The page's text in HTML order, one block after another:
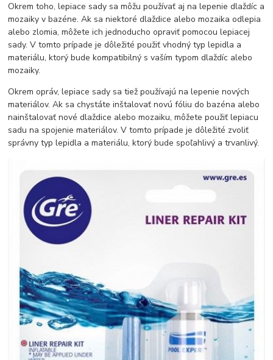
Okrem toho, lepiace sady sa môžu používať aj na lepenie dlaždíc a
mozaiky v bazéne. Ak sa niektoré dlaždice alebo mozaika odlepia
alebo zlomia, môžete ich jednoducho opraviť pomocou lepiacej
sady. V tomto prípade je dôležité použiť vhodný typ lepidla a
materiálu, ktorý bude kompatibilný s vaším typom dlaždíc alebo
mozaiky.
Okrem opráv, lepiace sady sa tiež používajú na lepenie nových
materiálov. Ak sa chystáte inštalovať novú fóliu do bazéna alebo
nainštalovať nové dlaždice alebo mozaiku, môžete použiť lepiacu
sadu na spojenie materiálov. V tomto prípade je dôležité zvoliť
správny typ lepidla a materiálu, ktorý bude spoľahlivý a trvanlivý.